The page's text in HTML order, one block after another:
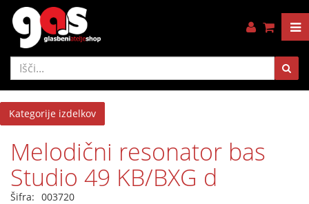
Kategorije izdelkov
Melodični resonator bas
Studio 49 KB/BXG d
Šifra: 003720